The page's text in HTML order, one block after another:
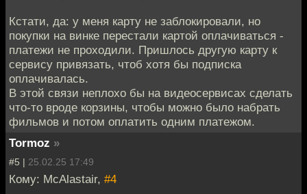
Кстати, да: у меня карту не заблокировали, но
покупки на винке перестали картой оплачиваться -
платежи не проходили. Пришлось другую карту к
сервису привязать, чтоб хотя бы подписка
оплачивалась.
В этой связи неплохо бы на видеосервисах сделать
что-то вроде корзины, чтобы можно было набрать
фильмов и потом оплатить одним платежом.
Tormoz »
#5 | 25.02.25 17:49
Кому: McAlastair, #4